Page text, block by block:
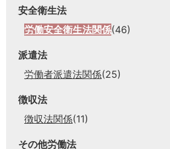
安全衛生法
労働安全衛生法関係(46)
派遣法
労働者派遣法関係(25)
徴収法
徴収法関係(11)
その他労働法